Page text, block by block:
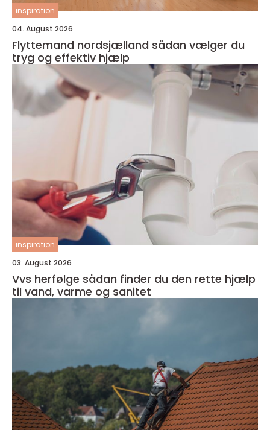
inspiration
04. August 2026
Flyttemand nordsjælland sådan vælger du
tryg og effektiv hjælp
inspiration
03. August 2026
Vvs herfølge sådan finder du den rette hjælp
til vand, varme og sanitet